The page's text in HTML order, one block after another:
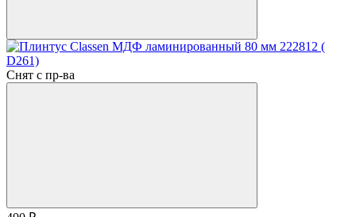
Снят с пр-ва